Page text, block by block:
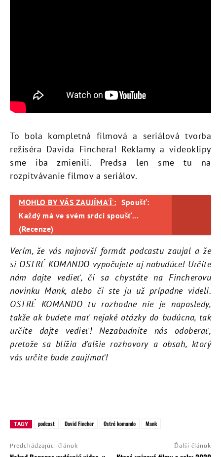
To bola kompletná filmová a seriálová tvorba
režiséra Davida Finchera! Reklamy a videoklipy
sme iba zmienili. Predsa len sme tu na
rozpitvávanie filmov a seriálov.
MOHLO BY VÁS ZAUJÍMAŤ: Spoušť:
Každý má ve svém srdci spoušť...
(Recenze)
Verím, že vás najnovší formát podcastu zaujal a že
si OSTRÉ KOMANDO vypočujete aj nabudúce! Určite
nám dajte vedieť, či sa chystáte na Fincherovu
novinku Mank, alebo či ste ju už prípadne videli.
OSTRÉ KOMANDO tu rozhodne nie je naposledy,
takže ak budete mať nejaké otázky do budúcna, tak
určite dajte vedieť! Nezabudnite nás odoberať,
pretože sa blížia ďalšie rozhovory a obsah, ktorý
vás určite bude zaujímať!
TAGY podcast David Fincher Ostré komando Mank
Predchádzajúci článok Ďalší článok